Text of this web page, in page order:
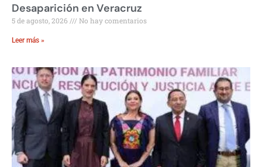
Desaparición en Veracruz
5 de agosto, 2026 No hay comentarios
Leer más »